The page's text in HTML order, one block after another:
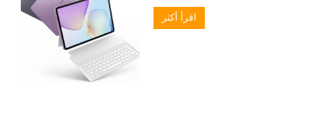
اقرأ أكثر